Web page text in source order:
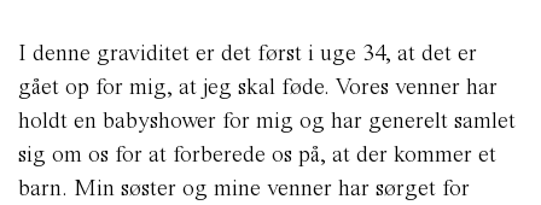
I denne graviditet er det først i uge 34, at det er
gået op for mig, at jeg skal føde. Vores venner har
holdt en babyshower for mig og har generelt samlet
sig om os for at forberede os på, at der kommer et
barn. Min søster og mine venner har sørget for